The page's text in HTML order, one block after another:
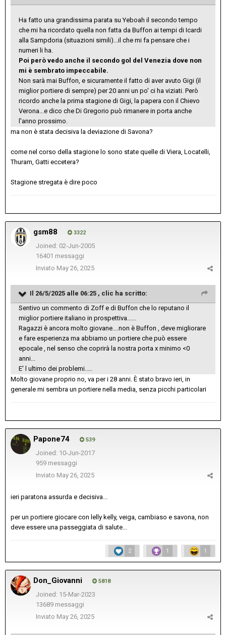
Ha fatto una grandissima parata su Yeboah il secondo tempo
che mi ha ricordato quella non fatta da Buffon ai tempi di Icardi
alla Sampdoria (situazioni simili)...il che mi fa pensare che i
numeri li ha.
Poi però vedo anche il secondo gol del Venezia dove non
mi è sembrato impeccabile.
Non sarà mai Buffon, e sicuramente il fatto di aver avuto Gigi (il
miglior portiere di sempre) per 20 anni un po' ci ha viziati. Però
ricordo anche la prima stagione di Gigi, la papera con il Chievo
Verona...e dico che Di Gregorio può rimanere in porta anche
l'anno prossimo.
ma non è stata decisiva la deviazione di Savona?
come nel corso della stagione lo sono state quelle di Viera, Locatelli,
Thuram, Gatti eccetera?
Stagione stregata è dire poco
gsm88 3322
Joined: 02-Jun-2005
16401 messaggi
Inviato May 26, 2025
Il 26/5/2025 alle 06:25 , clic ha scritto:
Sentivo un commento di Zoff e di Buffon che lo reputano il
miglior portiere italiano in prospettiva......
Ragazzi è ancora molto giovane....non è Buffon , deve migliorare
e fare esperienza ma abbiamo un portiere che può essere
epocale , nel senso che coprirà la nostra porta x minimo <0
anni...
E' l ultimo dei problemi.....
Molto giovane proprio no, va per i 28 anni. È stato bravo ieri, in
generale mi sembra un portiere nella media, senza picchi particolari
Papone74 539
Joined: 10-Jun-2017
959 messaggi
Inviato May 26, 2025
ieri paratona assurda e decisiva...
per un portiere giocare con lelly kelly, veiga, cambiaso e savona, non
deve essere una passeggiata di salute...
2 1 1
Don_Giovanni 5818
Joined: 15-Mar-2023
13689 messaggi
Inviato May 26, 2025